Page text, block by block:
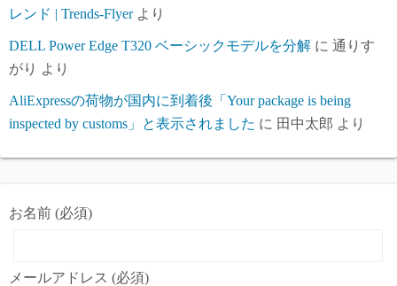
レンド | Trends-Flyerより
DELL Power Edge T320 ベーシックモデルを分解 に 通りす
がり より
AliExpressの荷物が国内に到着後「Your package is being
inspected by customs」と表示されました に 田中太郎 より
お名前 (必須)
メールアドレス (必須)